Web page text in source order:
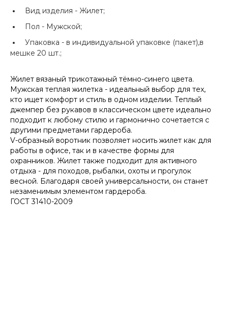
Вид изделия - Жилет;
Пол - Мужской;
Упаковка - в индивидуальной упаковке (пакет),в
мешке 20 шт.;
Жилет вязаный трикотажный тёмно-синего цвета.
Мужская теплая жилетка - идеальный выбор для тех,
кто ищет комфорт и стиль в одном изделии. Теплый
джемпер без рукавов в классическом цвете идеально
подходит к любому стилю и гармонично сочетается с
другими предметами гардероба.
V-образный воротник позволяет носить жилет как для
работы в офисе, так и в качестве формы для
охранников. Жилет также подходит для активного
отдыха - для походов, рыбалки, охоты и прогулок
весной. Благодаря своей универсальности, он станет
незаменимым элементом гардероба.
ГОСТ 31410-2009